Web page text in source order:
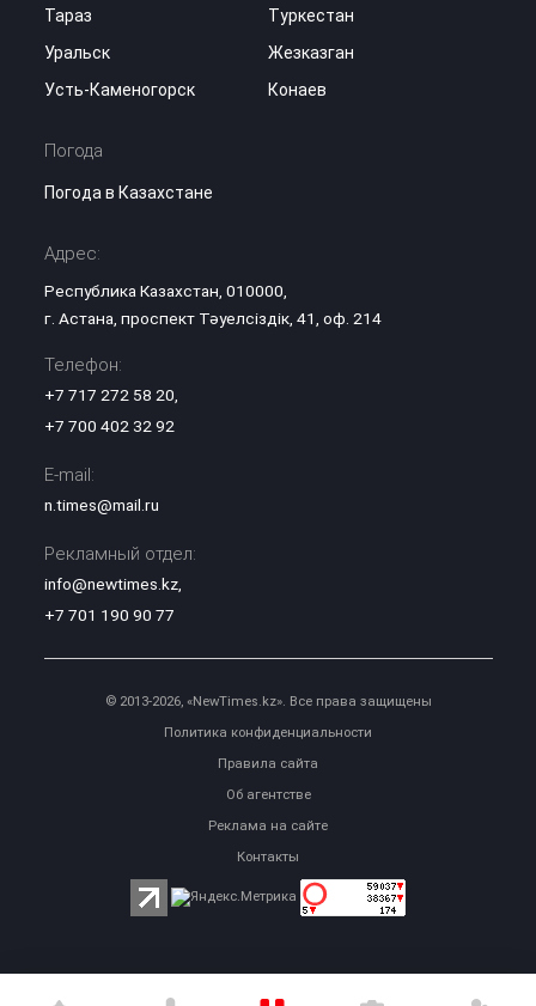
Тараз
Туркестан
Уральск
Жезказган
Усть-Каменогорск
Конаев
Погода
Погода в Казахстане
Адрес:
Республика Казахстан, 010000,
г. Астана, проспект Тәуелсіздік, 41, оф. 214
Телефон:
+7 717 272 58 20
+7 700 402 32 92
E-mail:
n.times@mail.ru
Рекламный отдел:
info@newtimes.kz,
+7 701 190 90 77
© 2013-2026, «NewTimes.kz». Все права защищены
Политика конфиденциальности
Правила сайта
Об агентстве
Реклама на сайте
Контакты